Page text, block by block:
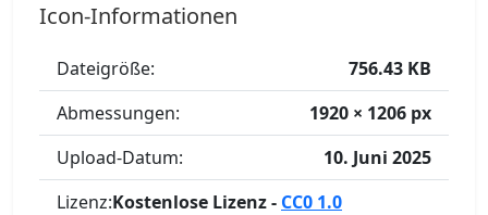
Icon-Informationen
Dateigröße:
756.43 KB
Abmessungen:
1920 × 1206 px
Upload-Datum:
10. Juni 2025
Lizenz:Kostenlose Lizenz - CC0 1.0